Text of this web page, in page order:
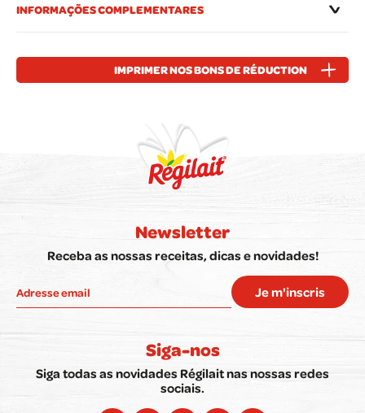
INFORMAÇÕES COMPLEMENTARES
IMPRIMER NOS BONS DE RÉDUCTION
Newsletter
Receba as nossas receitas, dicas e novidades!
Je m'inscris
Siga-nos
Siga todas as novidades Régilait nas nossas redes
sociais.